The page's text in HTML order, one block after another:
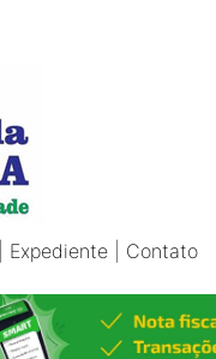
Expediente Contato